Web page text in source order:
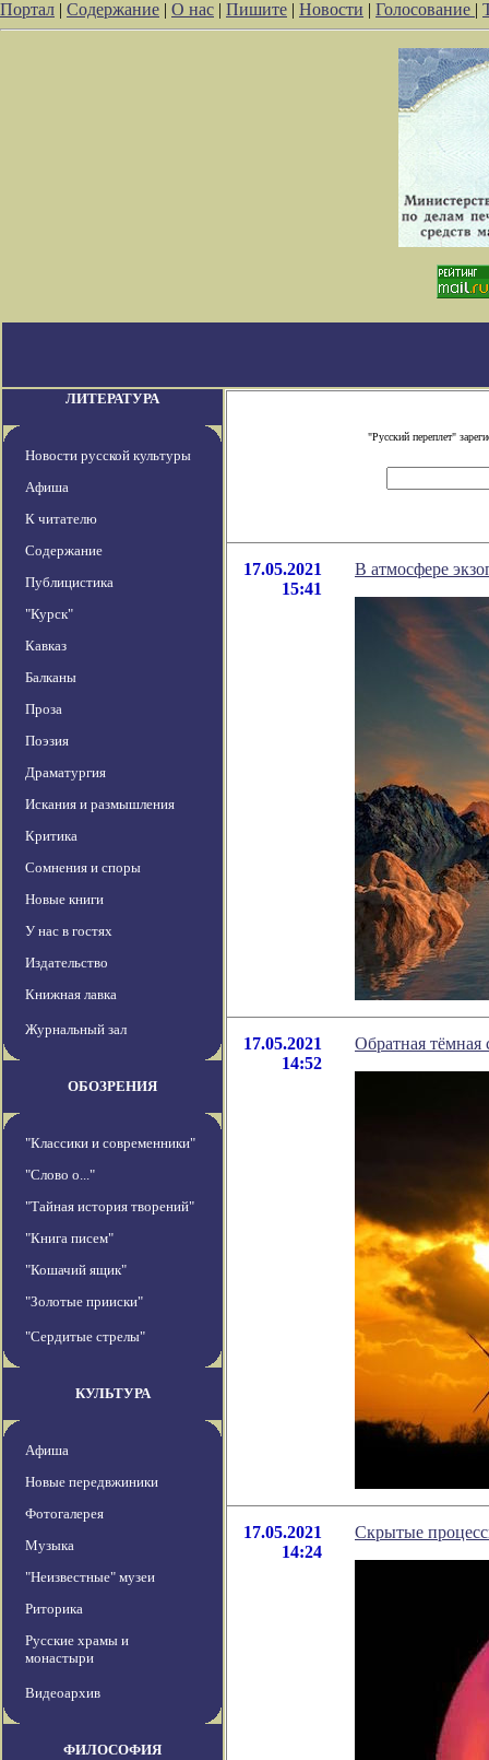
Портал | Содержание | О нас | Пишите | Новости | Голосование |
ЛИТЕРАТУРА
Новости русской культуры
Афиша
К читателю
Содержание
Публицистика
"Курск"
Кавказ
Балканы
Проза
Поэзия
Драматургия
Искания и размышления
Критика
Сомнения и споры
Новые книги
У нас в гостях
Издательство
Книжная лавка
Журнальный зал
ОБОЗРЕНИЯ
"Классики и современники"
"Слово о..."
"Тайная история творений"
"Книга писем"
"Кошачий ящик"
"Золотые прииски"
"Сердитые стрелы"
КУЛЬТУРА
Афиша
Новые передвжиники
Фотогалерея
Музыка
"Неизвестные" музеи
Риторика
Русские храмы и
монастыри
Видеоархив
ФИЛОСОФИЯ
"Русский переплет"
17.05.2021
15:41
В атмосфере
17.05.2021
14:52
Обратная тёмная
17.05.2021
14:24
Скрытые